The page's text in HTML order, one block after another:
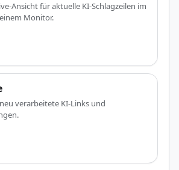
Ansicht für aktuelle KI-Schlagzeilen im
Monitor.
verarbeitete KI-Links und